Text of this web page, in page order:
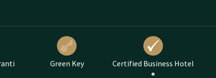
Green Key
Certified Business Hotel
®